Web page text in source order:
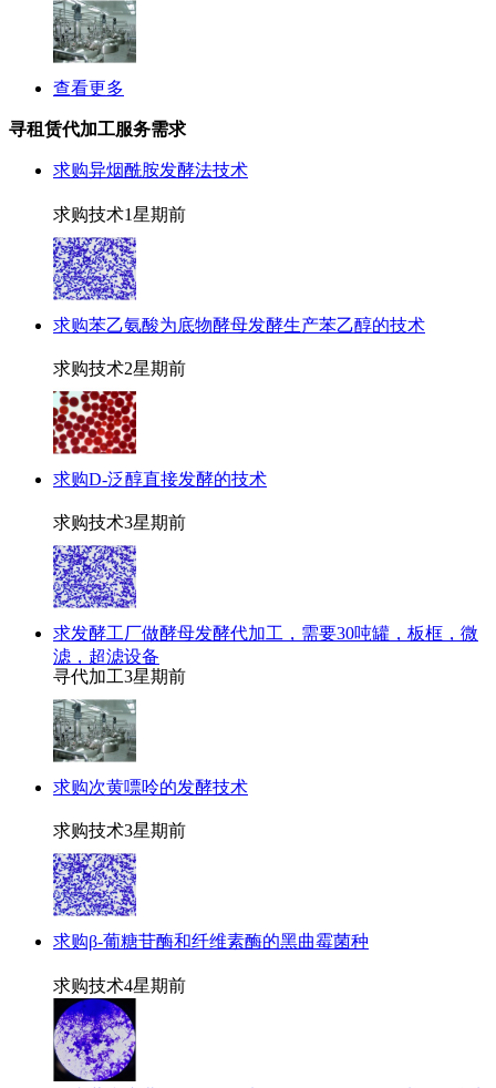
查看更多
寻租赁代加工服务需求
求购异烟酰胺发酵法技术
求购技术1星期前
求购苯乙氨酸为底物酵母发酵生产苯乙醇的技术
求购技术2星期前
求购D-泛醇直接发酵的技术
求购技术3星期前
求发酵工厂做酵母发酵代加工，需要30吨罐，板框，微
滤，超滤设备
寻代加工3星期前
求购次黄嘌呤的发酵技术
求购技术3星期前
求购β-葡糖苷酶和纤维素酶的黑曲霉菌种
求购技术4星期前